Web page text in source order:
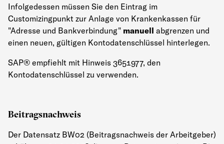
Infolgedessen müssen Sie den Eintrag im
Customizingpunkt zur Anlage von Krankenkassen für
"Adresse und Bankverbindung" manuell abgrenzen und
einen neuen, gültigen Kontodatenschlüssel hinterlegen.
SAP® empfiehlt mit Hinweis 3651977, den
Kontodatenschlüssel zu verwenden.
Beitragsnachweis
Der Datensatz BW02 (Beitragsnachweis der Arbeitgeber)